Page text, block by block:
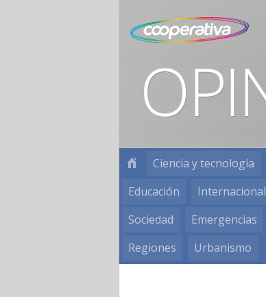
Ciencia y tecnología
Educación
Internacional
Sociedad
Emergencias
Regiones
Urbanismo